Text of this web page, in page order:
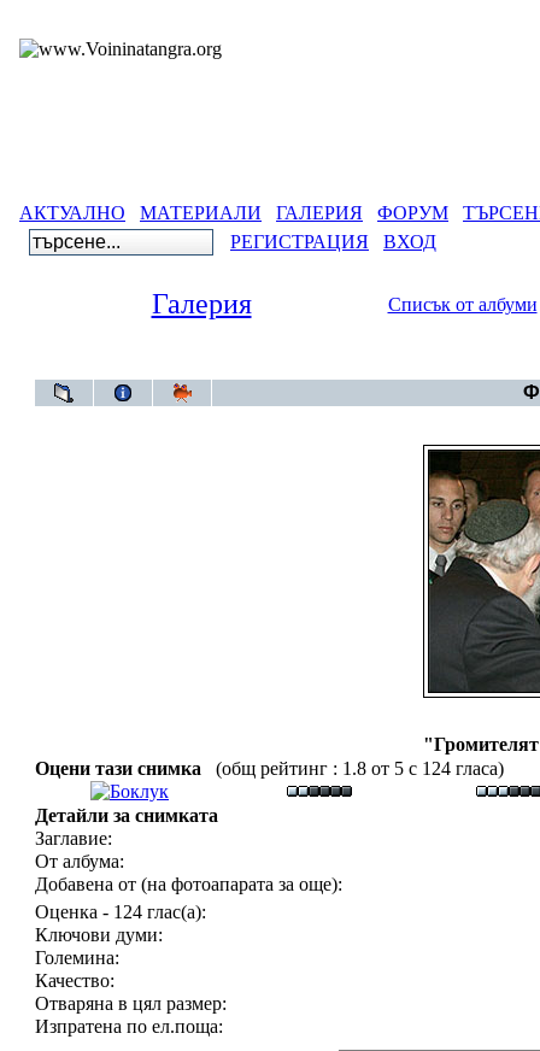
АКТУАЛНО МАТЕРИАЛИ ГАЛЕРИЯ ФОРУМ
РЕГИСТРАЦИЯ
ВХОД
Галерия Списък от албуми
Оцени тази снимка
(общ рейтинг : 1.8 от 5 с 124 гласа)
Детайли за снимката
Заглавие:
От албума:
Добавена от (на фотоапарата за още):
Оценка - 124 глас(а):
Ключови думи:
Големина:
Качество:
Отваряна в цял размер:
Изпратена по ел.поща: